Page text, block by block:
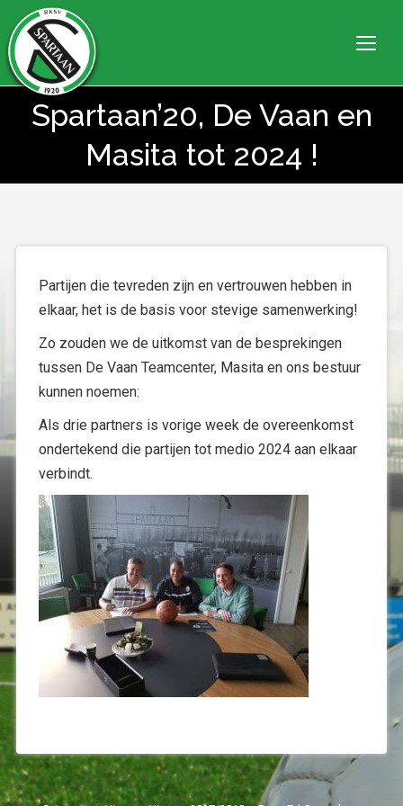
Spartaan’20, De Vaan en
Masita tot 2024 !
Partijen die tevreden zijn en vertrouwen hebben in
elkaar, het is de basis voor stevige samenwerking!
Zo zouden we de uitkomst van de besprekingen
tussen De Vaan Teamcenter, Masita en ons bestuur
kunnen noemen:
Als drie partners is vorige week de overeenkomst
ondertekend die partijen tot medio 2024 aan elkaar
verbindt.